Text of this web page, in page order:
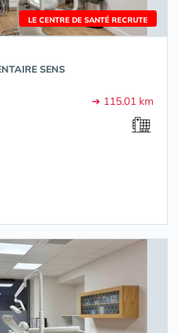
LE CENTRE DE SANTÉ RECRUTE
SENS
➔ 115.01 km